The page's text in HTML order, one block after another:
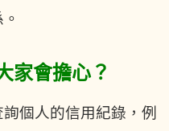
家會擔心？
個人的信用紀錄，例